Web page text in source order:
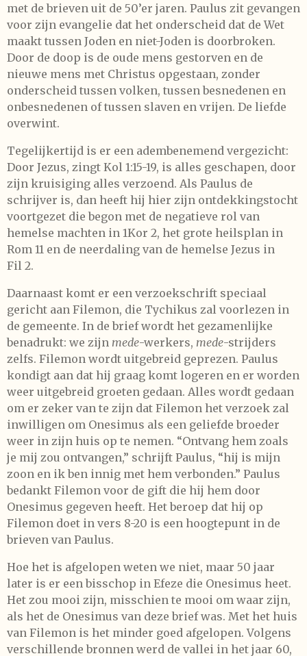
met de brieven uit de 50’er jaren. Paulus zit gevangen
voor zijn evangelie dat het onderscheid dat de Wet
maakt tussen Joden en niet-Joden is doorbroken.
Door de doop is de oude mens gestorven en de
nieuwe mens met Christus opgestaan, zonder
onderscheid tussen volken, tussen besnedenen en
onbesnedenen of tussen slaven en vrijen. De liefde
overwint.
Tegelijkertijd is er een adembenemend vergezicht:
Door Jezus, zingt Kol 1:15-19, is alles geschapen, door
zijn kruisiging alles verzoend. Als Paulus de
schrijver is, dan heeft hij hier zijn ontdekkingstocht
voortgezet die begon met de negatieve rol van
hemelse machten in 1Kor 2, het grote heilsplan in
Rom 11 en de neerdaling van de hemelse Jezus in
Fil 2.
Daarnaast komt er een verzoekschrift speciaal
gericht aan Filemon, die Tychikus zal voorlezen in
de gemeente. In de brief wordt het gezamenlijke
benadrukt: we zijn mede-werkers, mede-strijders
zelfs. Filemon wordt uitgebreid geprezen. Paulus
kondigt aan dat hij graag komt logeren en er worden
weer uitgebreid groeten gedaan. Alles wordt gedaan
om er zeker van te zijn dat Filemon het verzoek zal
inwilligen om Onesimus als een geliefde broeder
weer in zijn huis op te nemen. “Ontvang hem zoals
je mij zou ontvangen,” schrijft Paulus, “hij is mijn
zoon en ik ben innig met hem verbonden.” Paulus
bedankt Filemon voor de gift die hij hem door
Onesimus gegeven heeft. Het beroep dat hij op
Filemon doet in vers 8-20 is een hoogtepunt in de
brieven van Paulus.
Hoe het is afgelopen weten we niet, maar 50 jaar
later is er een bisschop in Efeze die Onesimus heet.
Het zou mooi zijn, misschien te mooi om waar zijn,
als het de Onesimus van deze brief was. Met het huis
van Filemon is het minder goed afgelopen. Volgens
verschillende bronnen werd de vallei in het jaar 60,